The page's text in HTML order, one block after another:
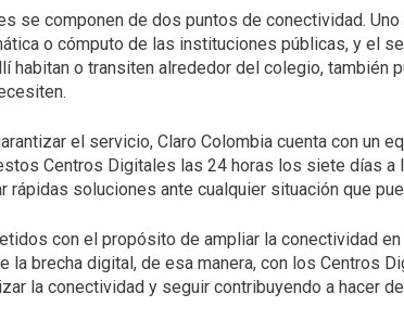
se componen de dos puntos de conectividad.
o cómputo de las instituciones públicas, y el
habitan o transiten alrededor del colegio, también
el servicio, Claro Colombia cuenta con un
Centros Digitales las 24 horas los siete días a
rápidas soluciones ante cualquier situación que
con el propósito de ampliar la conectividad
la brecha digital, de esa manera, con los Centros
la conectividad y seguir contribuyendo a hacer